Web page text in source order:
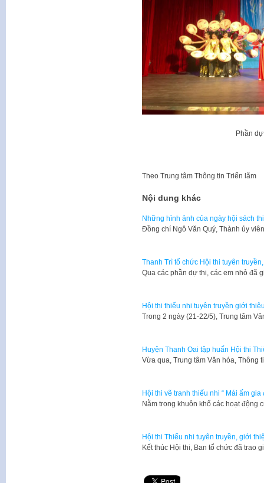
Phần
Theo Trung tâm Thông tin Triển lãm
Nội dung khác
Những hình ảnh của ngày hội sách
Đồng chí Ngô Văn Quý, Thành ủy
Thanh Trì tổ chức Hội thi tuyên
Qua các phần dự thi, các em nhỏ đã
Hội thi thiếu nhi tuyên truyền giới
Trong 2 ngày (21-22/5), Trung tâm
Huyện Thanh Oai tập huấn Hội thi
Vừa qua, Trung tâm Văn hóa, Thông
Hội thi vẽ tranh thiếu nhi “ Mái ấm gia
Nằm trong khuôn khổ các hoạt
Hội thi Thiếu nhi tuyên truyền, giới
Kết thúc Hội thi, Ban tổ chức đã trao